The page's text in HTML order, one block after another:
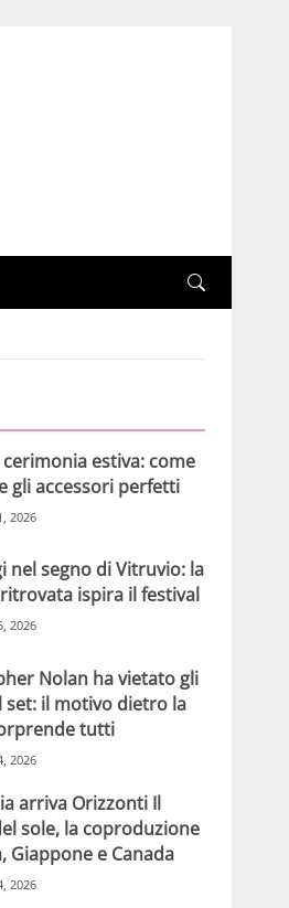
cerimonia estiva: come
gli accessori perfetti
2026
nel segno di Vitruvio: la
ispira il festival
2026
Nolan ha vietato gli
set: il motivo dietro la
tutti
2026
arriva Orizzonti Il
sole, la coproduzione
Giappone e Canada
2026